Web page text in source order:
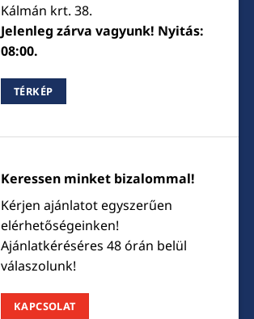
Kálmán krt. 38.
Jelenleg zárva vagyunk! Nyitás:
08:00.
TÉRKÉP
Keressen minket bizalommal!
Kérjen ajánlatot egyszerűen
elérhetőségeinken!
Ajánlatkéréséres 48 órán belül
válaszolunk!
KAPCSOLAT